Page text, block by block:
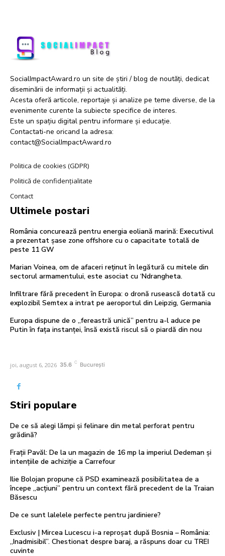
SocialImpactAward.ro un site de știri / blog de noutăți, dedicat
diseminării de informații și actualități.
Acesta oferă articole, reportaje și analize pe teme diverse, de la
evenimente curente la subiecte specifice de interes.
Este un spațiu digital pentru informare și educație.
Contactati-ne oricand la adresa:
contact@SocialImpactAward.ro
Politica de cookies (GDPR)
Politică de confidențialitate
Contact
Ultimele postari
România concurează pentru energia eoliană marină: Executivul
a prezentat șase zone offshore cu o capacitate totală de
peste 11 GW
Marian Voinea, om de afaceri reținut în legătură cu mitele din
sectorul armamentului, este asociat cu ‘Ndrangheta.
Infiltrare fără precedent în Europa: o dronă rusească dotată cu
explozibil Semtex a intrat pe aeroportul din Leipzig, Germania
Europa dispune de o „fereastră unică” pentru a-l aduce pe
Putin în fața instanței, însă există riscul să o piardă din nou
joi, august 6, 2026 35.6 C București
Stiri populare
De ce să alegi lămpi și felinare din metal perforat pentru
grădină?
Frații Pavăl: De la un magazin de 16 mp la imperiul Dedeman și
intențiile de achiziție a Carrefour
Ilie Bolojan propune că PSD examinează posibilitatea de a
începe „acțiuni” pentru un context fără precedent de la Traian
Băsescu
De ce sunt lalelele perfecte pentru jardiniere?
Exclusiv | Mircea Lucescu i-a reproșat după Bosnia – România:
„Inadmisibil”. Chestionat despre baraj, a răspuns doar cu TREI
cuvinte